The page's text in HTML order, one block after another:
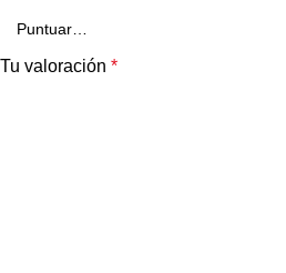
Tu valoración *